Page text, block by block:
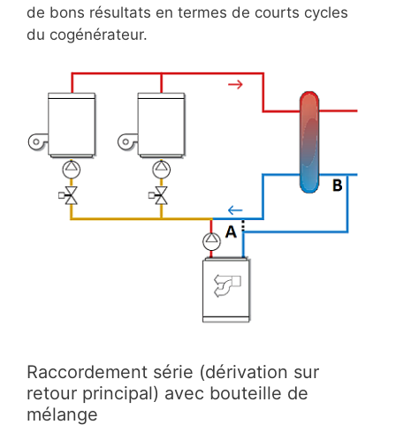
de bons résultats en termes de courts cycles
du cogénérateur.
Raccordement série (dérivation sur
retour principal) avec bouteille de
mélange